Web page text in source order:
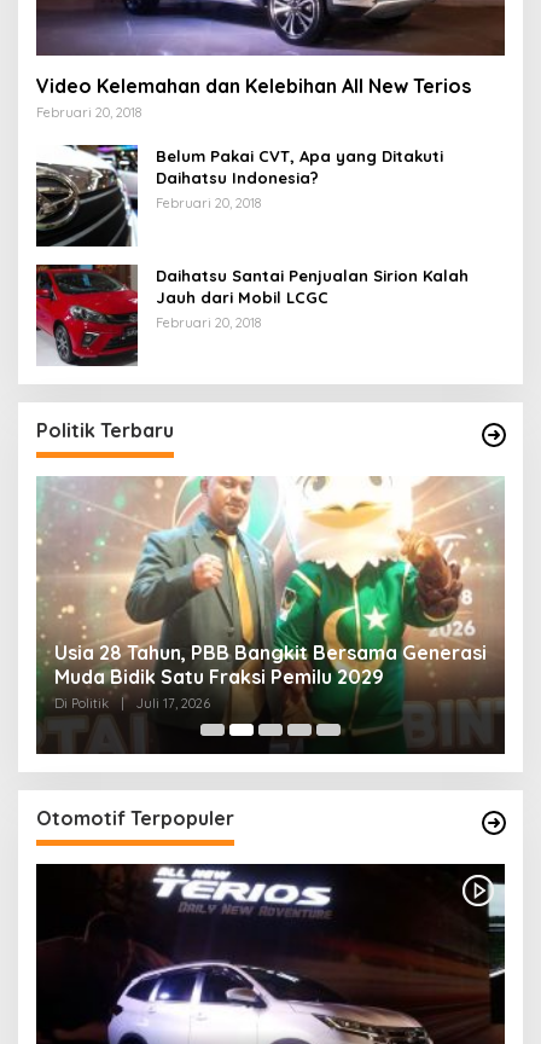
Video Kelemahan dan Kelebihan All New Terios
Februari 20, 2018
Belum Pakai CVT, Apa yang Ditakuti
Daihatsu Indonesia?
Februari 20, 2018
Daihatsu Santai Penjualan Sirion Kalah
Jauh dari Mobil LCGC
Februari 20, 2018
Politik Terbaru
Usia 28 Tahun, PBB Bangkit Bersama Generasi
Muda Bidik Satu Fraksi Pemilu 2029
Di Politik | Juli 17, 2026
Otomotif Terpopuler